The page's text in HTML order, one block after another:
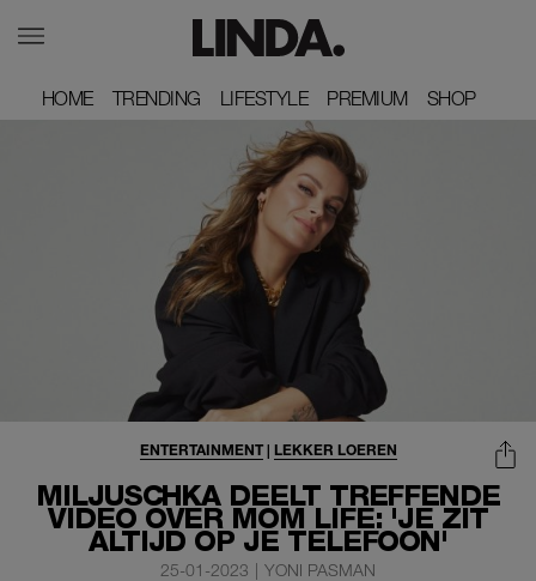
HOME
HOME TRENDING
TRENDING LIFESTYLE
LIFESTYLE PREMIUM
PREMIUM SHOP
SHOP
MILJUSCHKA DEELT TREFFENDE
VIDEO OVER MOM LIFE: 'JE ZIT
ALTIJD OP JE TELEFOON'
ENTERTAINMENT| LEKKER LOEREN
25-01-2023 | YONI PASMAN